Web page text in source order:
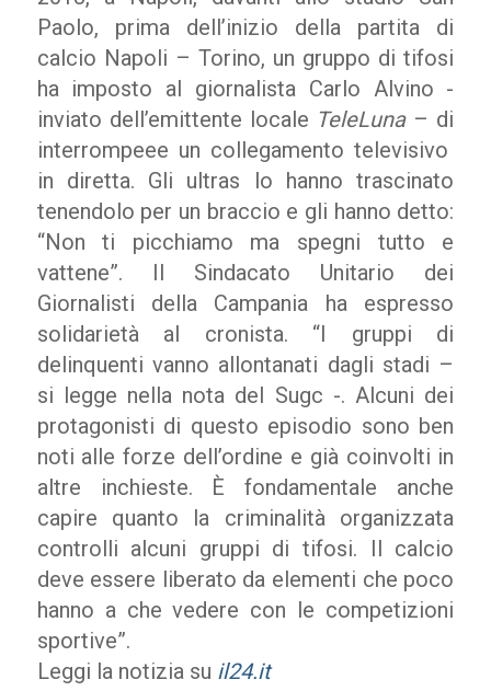
Paolo, prima dell’inizio della partita di
calcio Napoli – Torino, un gruppo di tifosi
ha imposto al giornalista Carlo Alvino -
inviato dell’emittente locale TeleLuna– di
interrompeee un collegamento televisivo
in diretta. Gli ultras lo hanno trascinato
tenendolo per un braccio e gli hanno detto:
“Non ti picchiamo ma spegni tutto e
vattene”. Il Sindacato Unitario dei
Giornalisti della Campania ha espresso
solidarietà al cronista. “I gruppi di
delinquenti vanno allontanati dagli stadi –
si legge nella nota del Sugc -. Alcuni dei
protagonisti di questo episodio sono ben
noti alle forze dell’ordine e già coinvolti in
altre inchieste. È fondamentale anche
capire quanto la criminalità organizzata
controlli alcuni gruppi di tifosi. Il calcio
deve essere liberato da elementi che poco
hanno a che vedere con le competizioni
sportive”.
Leggi la notizia su il24.it